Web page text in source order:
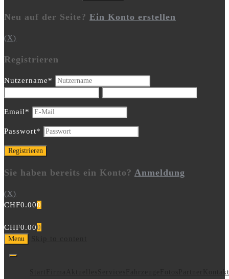
Neu auf der Seite? Ein Konto erstellen
(X)
Registrieren
Nutzername*
Email*
Passwort*
Sie haben bereits ein Konto? Anmeldung
(X)
CHF0.000
CHF0.000
Menu
Kontakt